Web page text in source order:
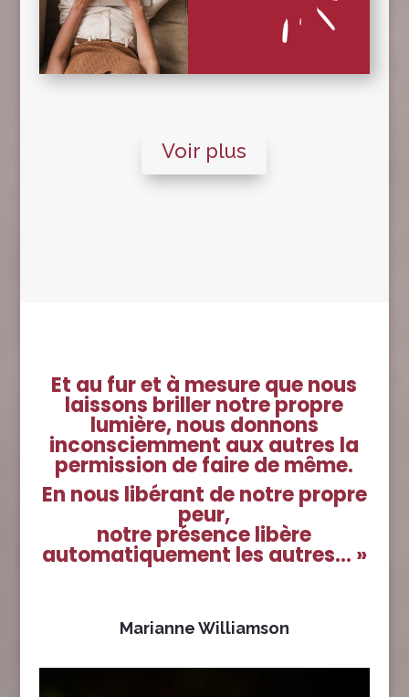
Voir plus
Et au fur et à mesure que nous
laissons briller notre propre
lumière, nous donnons
inconsciemment aux autres la
permission de faire de même.
En nous libérant de notre propre
peur,
notre présence libère
automatiquement les autres… »
Marianne Williamson